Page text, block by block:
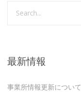
最新情報
事業所情報更新について